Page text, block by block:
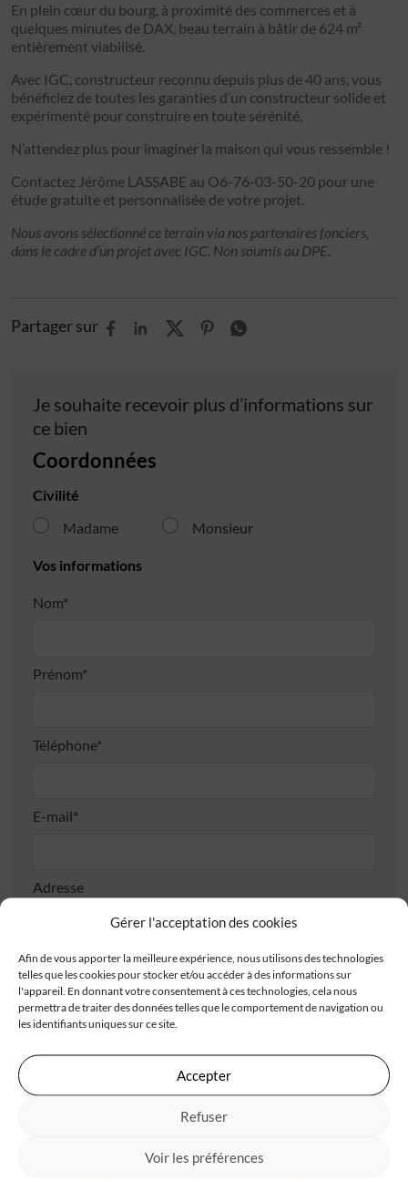
Gérer l'acceptation des cookies
Afin de vous apporter la meilleure expérience, nous utilisons des technologies
telles que les cookies pour stocker et/ou accéder à des informations sur
l'appareil. En donnant votre consentement à ces technologies, cela nous
permettra de traiter des données telles que le comportement de navigation ou
les identifiants uniques sur ce site.
Accepter
Refuser
Voir les préférences
En plein cœur du bourg, à proximité des commerces et à
quelques minutes de DAX, beau terrain à bâtir de 624 m²
entièrement viabilisé.
Avec IGC, constructeur reconnu depuis plus de 40 ans, vous
bénéficiez de toutes les garanties d’un constructeur solide et
expérimenté pour construire en toute sérénité.
N’attendez plus pour imaginer la maison qui vous ressemble !
Contactez Jérôme LASSABE au O6-76-03-50-20 pour une
étude gratuite et personnalisée de votre projet.
Nous avons sélectionné ce terrain via nos partenaires fonciers,
dans le cadre d’un projet avec IGC. Non soumis au DPE.
Partager sur
Je souhaite recevoir plus d’informations sur
ce bien
Coordonnées
Civilité
Madame
Monsieur
Vos informations
Nom*
Prénom*
Téléphone*
E-mail*
Adresse
Code postal*
Ville*
J'accepte de recevoir les offres d'IGC